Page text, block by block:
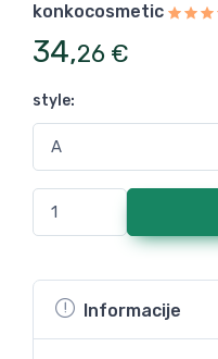
konkocosmetic
34,26 €
style:
Informacije